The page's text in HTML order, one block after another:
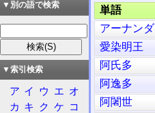
単語
アーナンダ
愛染明王
阿氏多
阿逸多
阿闍世
▼別の語で検索
▼索引検索
ア イ ウ エ オ
カ キ ク ケ コ